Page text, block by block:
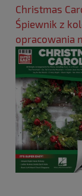
Christmas
Śpiewnik z
opracowania